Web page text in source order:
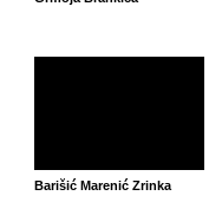
Barišić Marenić Zrinka